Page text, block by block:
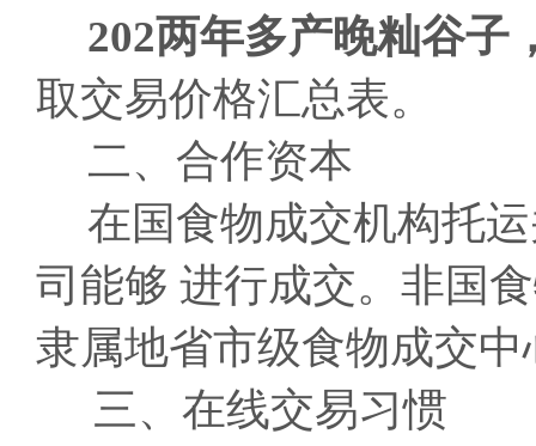
202两年多产晚籼谷子
取交易价格汇总表。
二、合作资本
在国食物成交机构托
司能够 进行成交。非国
隶属地省市级食物成交
三、在线交易习惯